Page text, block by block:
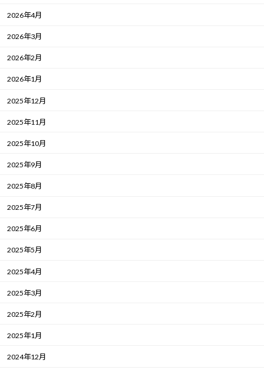
2026年4月
2026年3月
2026年2月
2026年1月
2025年12月
2025年11月
2025年10月
2025年9月
2025年8月
2025年7月
2025年6月
2025年5月
2025年4月
2025年3月
2025年2月
2025年1月
2024年12月